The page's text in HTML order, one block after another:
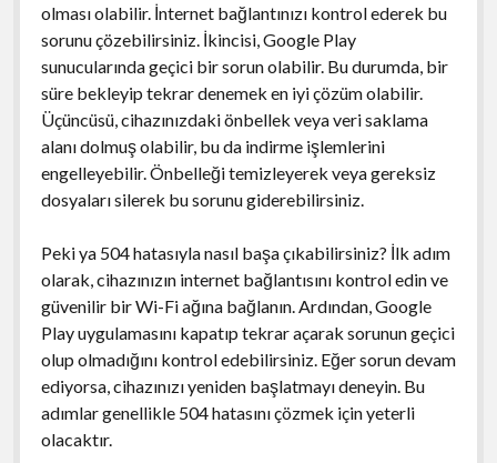
olması olabilir. İnternet bağlantınızı kontrol ederek bu
sorunu çözebilirsiniz. İkincisi, Google Play
sunucularında geçici bir sorun olabilir. Bu durumda, bir
süre bekleyip tekrar denemek en iyi çözüm olabilir.
Üçüncüsü, cihazınızdaki önbellek veya veri saklama
alanı dolmuş olabilir, bu da indirme işlemlerini
engelleyebilir. Önbelleği temizleyerek veya gereksiz
dosyaları silerek bu sorunu giderebilirsiniz.
Peki ya 504 hatasıyla nasıl başa çıkabilirsiniz? İlk adım
olarak, cihazınızın internet bağlantısını kontrol edin ve
güvenilir bir Wi-Fi ağına bağlanın. Ardından, Google
Play uygulamasını kapatıp tekrar açarak sorunun geçici
olup olmadığını kontrol edebilirsiniz. Eğer sorun devam
ediyorsa, cihazınızı yeniden başlatmayı deneyin. Bu
adımlar genellikle 504 hatasını çözmek için yeterli
olacaktır.